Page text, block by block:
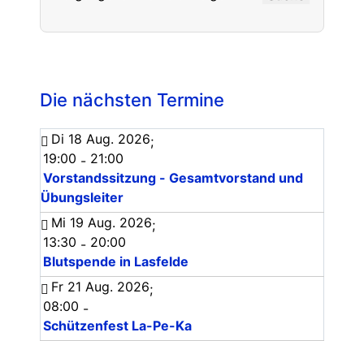
Die nächsten Termine
Di 18 Aug. 2026;
19:00 - 21:00
Vorstandssitzung - Gesamtvorstand und
Übungsleiter
Mi 19 Aug. 2026;
13:30 - 20:00
Blutspende in Lasfelde
Fr 21 Aug. 2026;
08:00 -
Schützenfest La-Pe-Ka